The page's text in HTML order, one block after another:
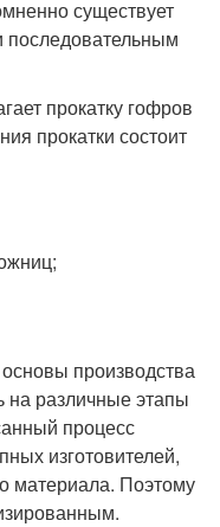
существует
прокатку гофров
прокатки состоит
производства
на различные этапы
процесс
изготовителей,
материала. Поэтому